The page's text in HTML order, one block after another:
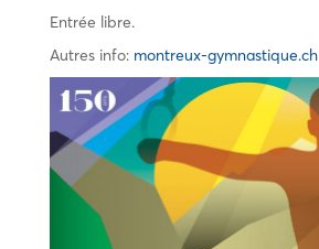
Entrée libre.
Autres info: montreux-gymnastique.ch